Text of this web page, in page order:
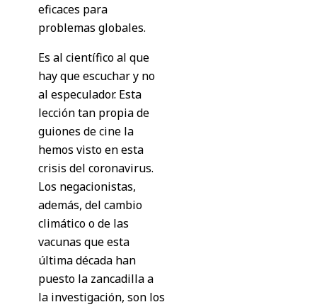
eficaces para
problemas globales.
Es al científico al que
hay que escuchar y no
al especulador. Esta
lección tan propia de
guiones de cine la
hemos visto en esta
crisis del coronavirus.
Los negacionistas,
además, del cambio
climático o de las
vacunas que esta
última década han
puesto la zancadilla a
la investigación, son los